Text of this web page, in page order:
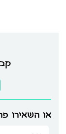
או השאירו